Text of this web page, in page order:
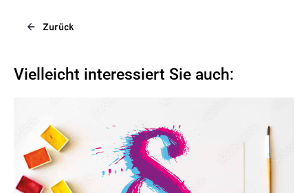
Zurück
Vielleicht interessiert Sie auch: